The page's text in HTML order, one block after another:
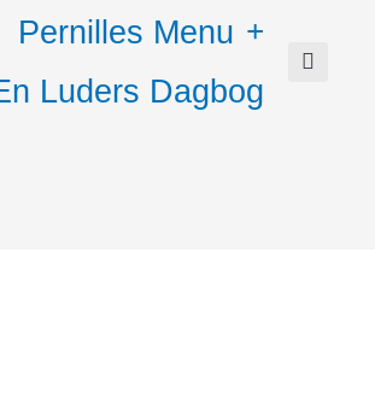
Pernilles Menu
Luders Dagbog